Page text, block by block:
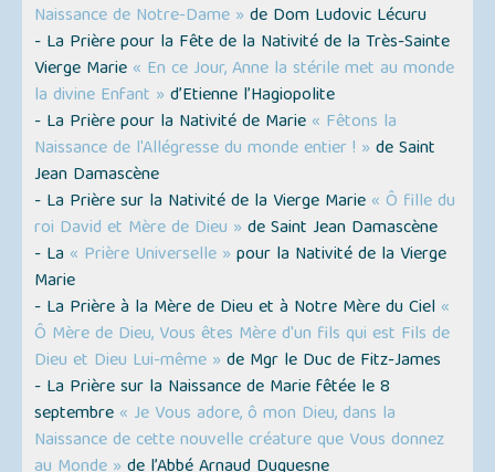
Naissance de Notre-Dame » de Dom Ludovic Lécuru
- La Prière pour la Fête de la Nativité de la Très-Sainte
Vierge Marie « En ce Jour, Anne la stérile met au monde
la divine Enfant » d’Etienne l’Hagiopolite
- La Prière pour la Nativité de Marie « Fêtons la
Naissance de l'Allégresse du monde entier ! » de Saint
Jean Damascène
- La Prière sur la Nativité de la Vierge Marie « Ô fille du
roi David et Mère de Dieu » de Saint Jean Damascène
- La « Prière Universelle » pour la Nativité de la Vierge
Marie
- La Prière à la Mère de Dieu et à Notre Mère du Ciel «
Ô Mère de Dieu, Vous êtes Mère d'un fils qui est Fils de
Dieu et Dieu Lui-même » de Mgr le Duc de Fitz-James
- La Prière sur la Naissance de Marie fêtée le 8
septembre « Je Vous adore, ô mon Dieu, dans la
Naissance de cette nouvelle créature que Vous donnez